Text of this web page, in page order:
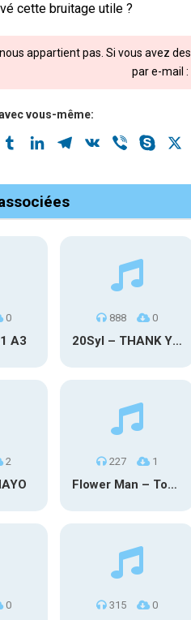
cette bruitage utile ?
appartient pas. Si vous avez
par e-mail :
vous-même:
PinterestTumblrLinkedInTelegram
VK Viber Skype
0
A3
888 0
20Syl – THANK YOU
2 227 1
Flower Man – Toby Fox
0 315 0